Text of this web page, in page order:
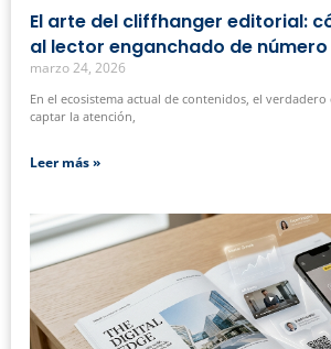
El arte del cliffhanger editorial:
al lector enganchado de
marzo 24, 2026
En el ecosistema actual de contenidos, el
captar la atención,
Leer más »